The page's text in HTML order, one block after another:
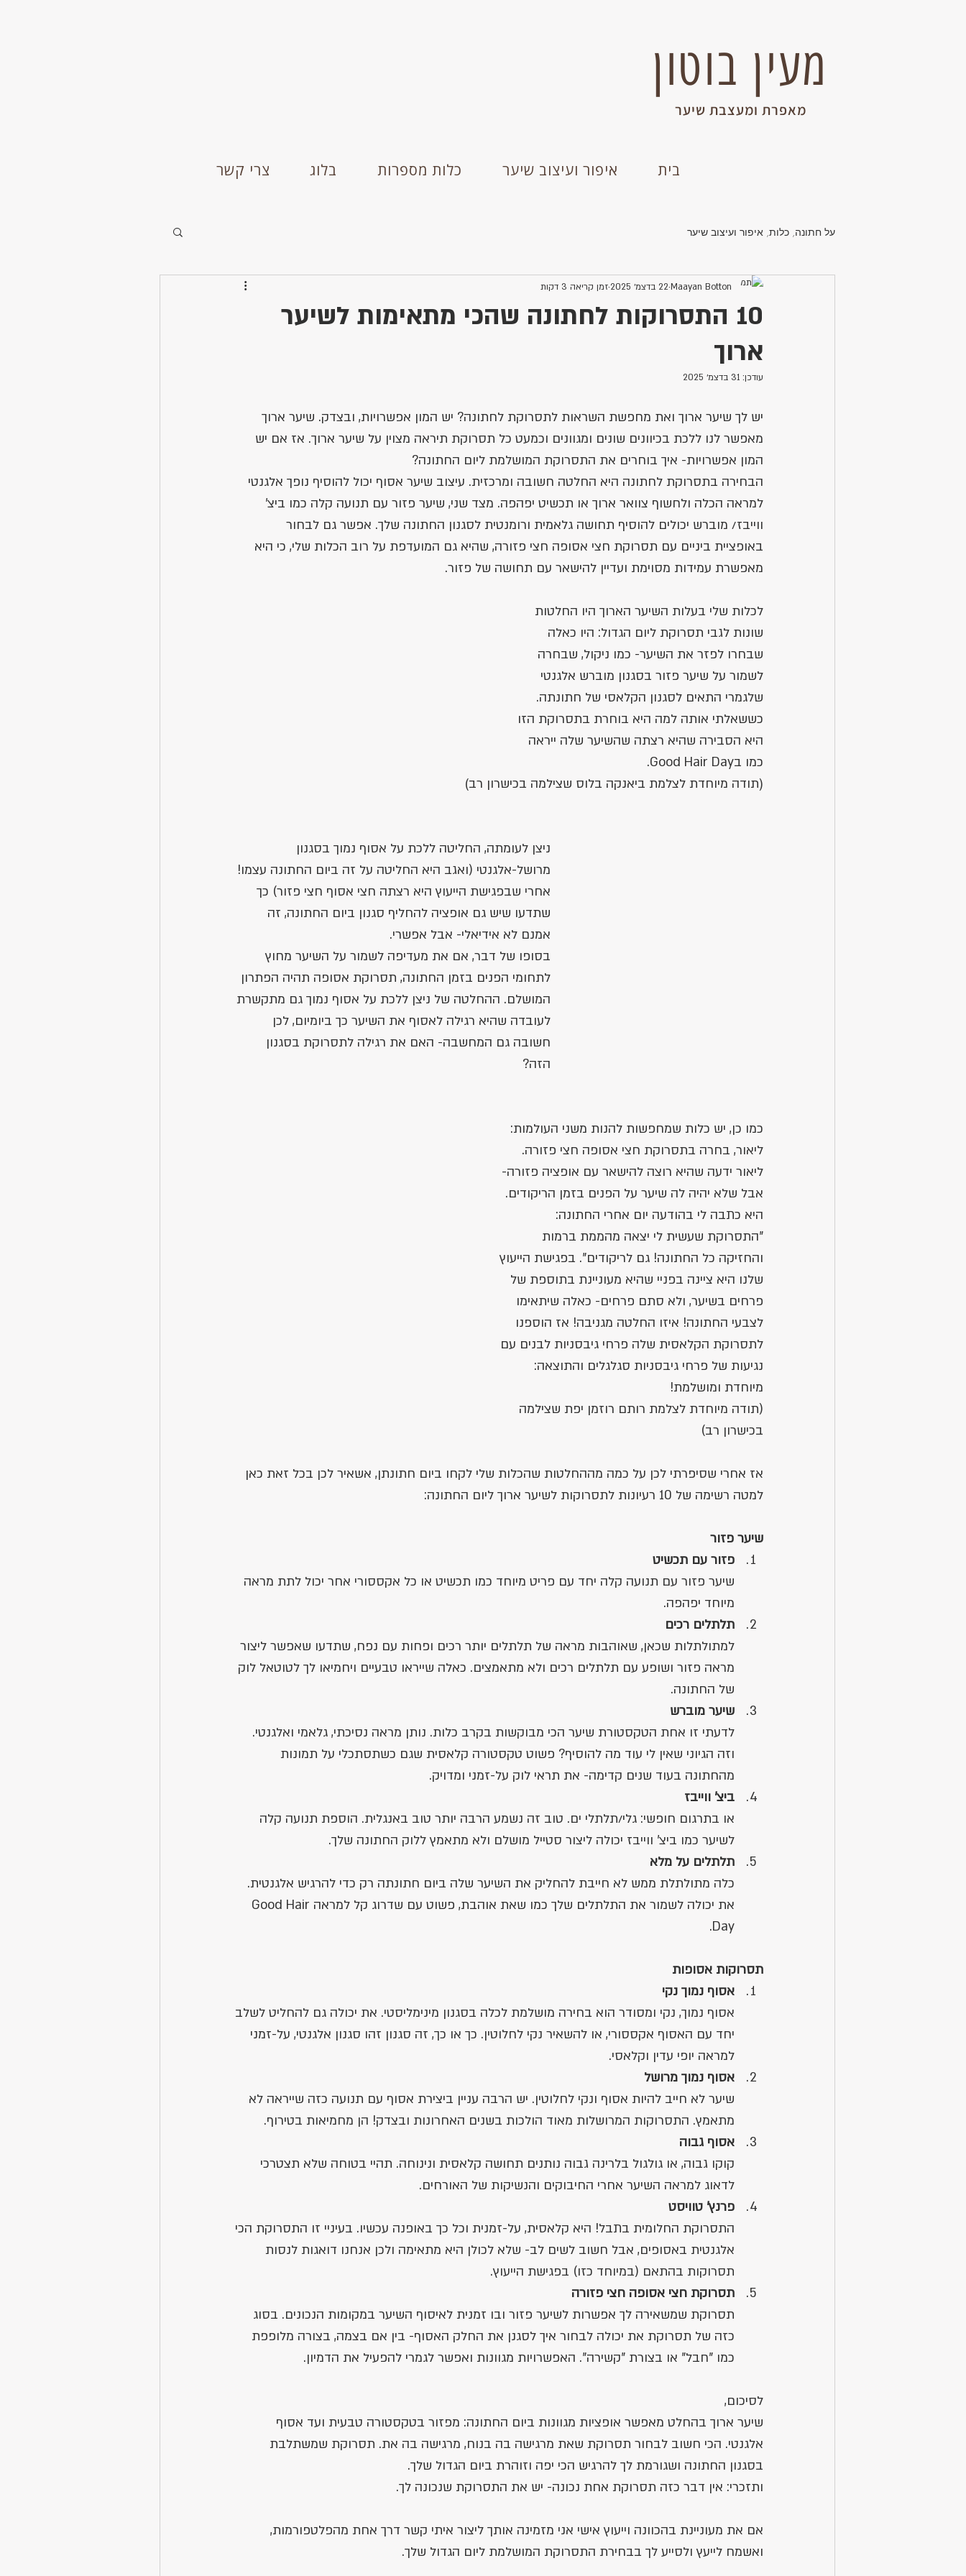
מעין בוטון
מאפרת ומעצבת שיער
בית איפור ועיצוב שיער כלות מספרות בלוג צרי קשר
על חתונה, כלות, איפור ועיצוב שיער
10 התסרוקות לחתונה שהכי מתאימות לשיער
ארוך
Maayan Botton 22 בדצמ׳ 2025 זמן קריאה 3 דקות
עודכן: 31 בדצמ׳ 2025
יש לך שיער ארוך ואת מחפשת השראות לתסרוקת לחתונה? יש המון אפשרויות, ובצדק. שיער ארוך
מאפשר לנו ללכת בכיוונים שונים ומגוונים וכמעט כל תסרוקת תיראה מצוין על שיער ארוך. אז אם יש
המון אפשרויות- איך בוחרים את התסרוקת המושלמת ליום החתונה?
הבחירה בתסרוקת לחתונה היא החלטה חשובה ומרכזית. עיצוב שיער אסוף יכול להוסיף נופך אלגנטי
למראה הכלה ולחשוף צוואר ארוך או תכשיט יפהפה. מצד שני, שיער פזור עם תנועה קלה כמו ביצ'
ווייבז/ מוברש יכולים להוסיף תחושה גלאמית ורומנטית לסגנון החתונה שלך. אפשר גם לבחור
באופציית ביניים עם תסרוקת חצי אסופה חצי פזורה, שהיא גם המועדפת על רוב הכלות שלי, כי היא
מאפשרת עמידות מסוימת ועדיין להישאר עם תחושה של פזור.
לכלות שלי בעלות השיער הארוך היו החלטות
שונות לגבי תסרוקת ליום הגדול: היו כאלה
שבחרו לפזר את השיער- כמו ניקול, שבחרה
לשמור על שיער פזור בסגנון מוברש אלגנטי
שלגמרי התאים לסגנון הקלאסי של חתונתה.
כששאלתי אותה למה היא בוחרת בתסרוקת הזו
היא הסבירה שהיא רצתה שהשיער שלה ייראה
כמו בGood Hair Day.
(תודה מיוחדת לצלמת ביאנקה בלוס שצילמה בכישרון רב)
ניצן לעומתה, החליטה ללכת על אסוף נמוך בסגנון
מרושל-אלגנטי (ואגב היא החליטה על זה ביום החתונה עצמו!
אחרי שבפגישת הייעוץ היא רצתה חצי אסוף חצי פזור) כך
שתדעו שיש גם אופציה להחליף סגנון ביום החתונה, זה
אמנם לא אידיאלי- אבל אפשרי.
בסופו של דבר, אם את מעדיפה לשמור על השיער מחוץ
לתחומי הפנים בזמן החתונה, תסרוקת אסופה תהיה הפתרון
המושלם. ההחלטה של ניצן ללכת על אסוף נמוך גם מתקשרת
לעובדה שהיא רגילה לאסוף את השיער כך ביומיום, לכן
חשובה גם המחשבה- האם את רגילה לתסרוקת בסגנון
הזה?
כמו כן, יש כלות שמחפשות להנות משני העולמות:
ליאור, בחרה בתסרוקת חצי אסופה חצי פזורה.
ליאור ידעה שהיא רוצה להישאר עם אופציה פזורה-
אבל שלא יהיה לה שיער על הפנים בזמן הריקודים.
היא כתבה לי בהודעה יום אחרי החתונה:
"התסרוקת שעשית לי יצאה מהממת ברמות
והחזיקה כל החתונה! גם לריקודים". בפגישת הייעוץ
שלנו היא ציינה בפניי שהיא מעוניינת בתוספת של
פרחים בשיער, ולא סתם פרחים- כאלה שיתאימו
לצבעי החתונה! איזו החלטה מגניבה! אז הוספנו
לתסרוקת הקלאסית שלה פרחי גיבסניות לבנים עם
נגיעות של פרחי גיבסניות סגלגלים והתוצאה:
מיוחדת ומושלמת!
(תודה מיוחדת לצלמת רותם רוזמן יפת שצילמה
בכישרון רב)
אז אחרי שסיפרתי לכן על כמה מההחלטות שהכלות שלי לקחו ביום חתונתן, אשאיר לכן בכל זאת כאן
למטה רשימה של 10 רעיונות לתסרוקות לשיער ארוך ליום החתונה:
שיער פזור
פזור עם תכשיט
שיער פזור עם תנועה קלה יחד עם פריט מיוחד כמו תכשיט או כל אקססורי אחר יכול לתת מראה
מיוחד יפהפה.
תלתלים רכים
למתולתלות שכאן, שאוהבות מראה של תלתלים יותר רכים ופחות עם נפח, שתדעו שאפשר ליצור
מראה פזור ושופע עם תלתלים רכים ולא מתאמצים. כאלה שייראו טבעיים ויחמיאו לך לטוטאל לוק
של החתונה.
שיער מוברש
לדעתי זו אחת הטקסטורת שיער הכי מבוקשות בקרב כלות. נותן מראה נסיכתי, גלאמי ואלגנטי.
וזה הגיוני שאין לי עוד מה להוסיף? פשוט טקסטורה קלאסית שגם כשתסתכלי על תמונות
מהחתונה בעוד שנים קדימה- את תראי לוק על-זמני ומדויק.
ביצ' ווייבז
או בתרגום חופשי: גלי/תלתלי ים. טוב זה נשמע הרבה יותר טוב באנגלית. הוספת תנועה קלה
לשיער כמו ביצ' ווייבז יכולה ליצור סטייל מושלם ולא מתאמץ ללוק החתונה שלך.
תלתלים על מלא
כלה מתולתלת ממש לא חייבת להחליק את השיער שלה ביום חתונתה רק כדי להרגיש אלגנטית.
את יכולה לשמור את התלתלים שלך כמו שאת אוהבת, פשוט עם שדרוג קל למראהGood Hair
Day.
תסרוקות אסופות
אסוף נמוך נקי
אסוף נמוך, נקי ומסודר הוא בחירה מושלמת לכלה בסגנון מינימליסטי. את יכולה גם להחליט לשלב
יחד עם האסוף אקססורי, או להשאיר נקי לחלוטין. כך או כך, זה סגנון זהו סגנון אלגנטי, על-זמני
למראה יופי עדין וקלאסי.
אסוף נמוך מרושל
שיער לא חייב להיות אסוף ונקי לחלוטין. יש הרבה עניין ביצירת אסוף עם תנועה כזה שייראה לא
מתאמץ. התסרוקות המרושלות מאוד הולכות בשנים האחרונות ובצדק! הן מחמיאות בטירוף.
אסוף גבוה
קוקו גבוה, או גולגול בלרינה גבוה נותנים תחושה קלאסית ונינוחה. תהיי בטוחה שלא תצטרכי
לדאוג למראה השיער אחרי החיבוקים והנשיקות של האורחים.
פרנץ' טוויסט
התסרוקת החלומית בתבל! היא קלאסית, על-זמנית וכל כך באופנה עכשיו. בעיניי זו התסרוקת הכי
אלגנטית באסופים, אבל חשוב לשים לב- שלא לכולן היא מתאימה ולכן אנחנו דואגות לנסות
תסרוקות בהתאם (במיוחד כזו) בפגישת הייעוץ.
תסרוקת חצי אסופה חצי פזורה
תסרוקת שמשאירה לך אפשרות לשיער פזור ובו זמנית לאיסוף השיער במקומות הנכונים. בסוג
כזה של תסרוקת את יכולה לבחור איך לסגנן את החלק האסוף- בין אם בצמה, בצורה מלופפת
כמו "חבל" או בצורת "קשירה". האפשרויות מגוונות ואפשר לגמרי להפעיל את הדמיון.
לסיכום,
שיער ארוך בהחלט מאפשר אופציות מגוונות ביום החתונה: מפזור בטקסטורה טבעית ועד אסוף
אלגנטי. הכי חשוב לבחור תסרוקת שאת מרגישה בה בנוח, מרגישה בה את. תסרוקת שמשתלבת
בסגנון החתונה ושגורמת לך להרגיש הכי יפה וזוהרת ביום הגדול שלך.
ותזכרי: אין דבר כזה תסרוקת אחת נכונה- יש את התסרוקת שנכונה לך.
אם את מעוניינת בהכוונה וייעוץ אישי אני מזמינה אותך ליצור איתי קשר דרך אחת מהפלטפורמות,
ואשמח לייעץ ולסייע לך בבחירת התסרוקת המושלמת ליום הגדול שלך.